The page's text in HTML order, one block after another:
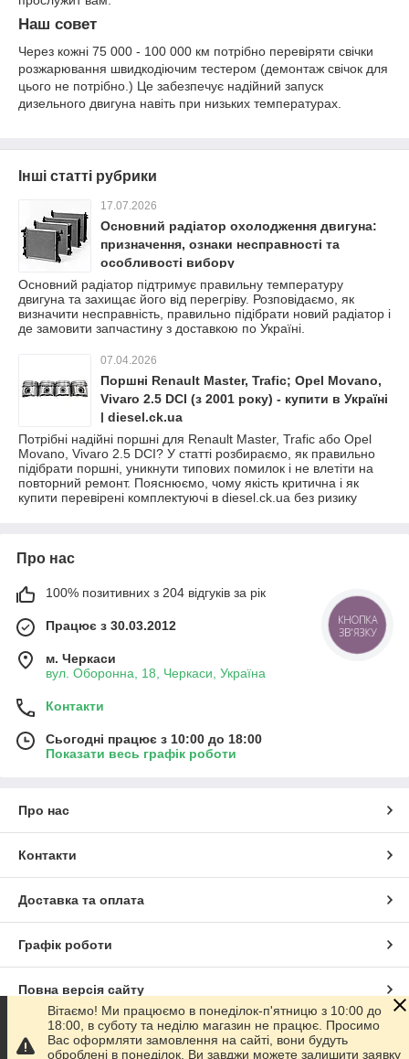
Наш совет
Через кожні 75 000 - 100 000 км потрібно перевіряти свічки
розжарювання швидкодіючим тестером (демонтаж свічок для
цього не потрібно.) Це забезпечує надійний запуск
дизельного двигуна навіть при низьких температурах.
Інші статті рубрики
17.07.2026
Основний радіатор охолодження двигуна:
призначення, ознаки несправності та
особливості вибору
Основний радіатор підтримує правильну температуру
двигуна та захищає його від перегріву. Розповідаємо, як
визначити несправність, правильно підібрати новий радіатор і
де замовити запчастину з доставкою по Україні.
07.04.2026
Поршні Renault Master, Trafic; Opel Movano,
Vivaro 2.5 DCI (з 2001 року) - купити в Україні
| diesel.ck.ua
Потрібні надійні поршні для Renault Master, Trafic або Opel
Movano, Vivaro 2.5 DCI? У статті розбираємо, як правильно
підібрати поршні, уникнути типових помилок і не влетіти на
повторний ремонт. Пояснюємо, чому якість критична і як
купити перевірені комплектуючі в diesel.ck.ua без ризику
Про нас
100% позитивних з 204 відгуків за рік
Працює з 30.03.2012
м. Черкаси
вул. Оборонна, 18, Черкаси, Україна
Контакти
Сьогодні працює з 10:00 до 18:00
Показати весь графік роботи
Про нас
Контакти
Доставка та оплата
Графік роботи
Повна версія сайту
Сайт створено на маркетплейсіProm.ua
Вітаємо! Ми працюємо в понеділок-п'ятницю з 10:00 до
18:00, в суботу та неділю магазин не працює. Просимо
Вас оформляти замовлення на сайті, вони будуть
оброблені в понеділок. Ви завджи можете залишити заявку